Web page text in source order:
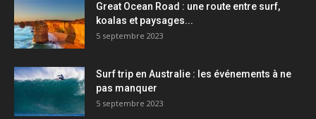
Great Ocean Road : une route entre surf,
koalas et paysages...
5 septembre 2023
Surf trip en Australie : les événements à ne
pas manquer
5 septembre 2023